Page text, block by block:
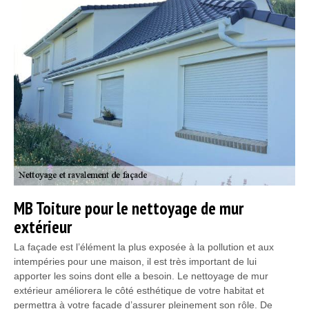
MB Toiture pour le nettoyage de mur
extérieur
La façade est l’élément la plus exposée à la pollution et aux
intempéries pour une maison, il est très important de lui
apporter les soins dont elle a besoin. Le nettoyage de mur
extérieur améliorera le côté esthétique de votre habitat et
permettra à votre façade d’assurer pleinement son rôle. De